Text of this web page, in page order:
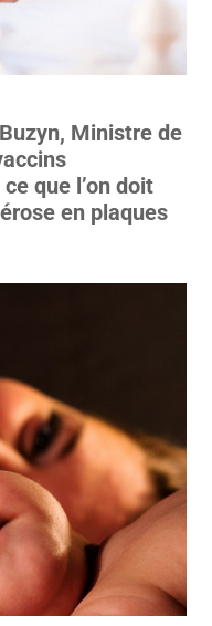
Ministre de
que l’on doit
en plaques